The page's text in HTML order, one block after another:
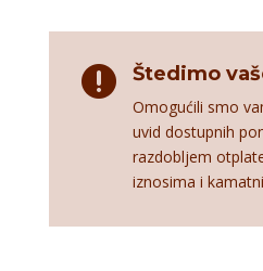
 Štedimo
Omogućili smo
uvid dostupnih
razdobljem
iznosima i